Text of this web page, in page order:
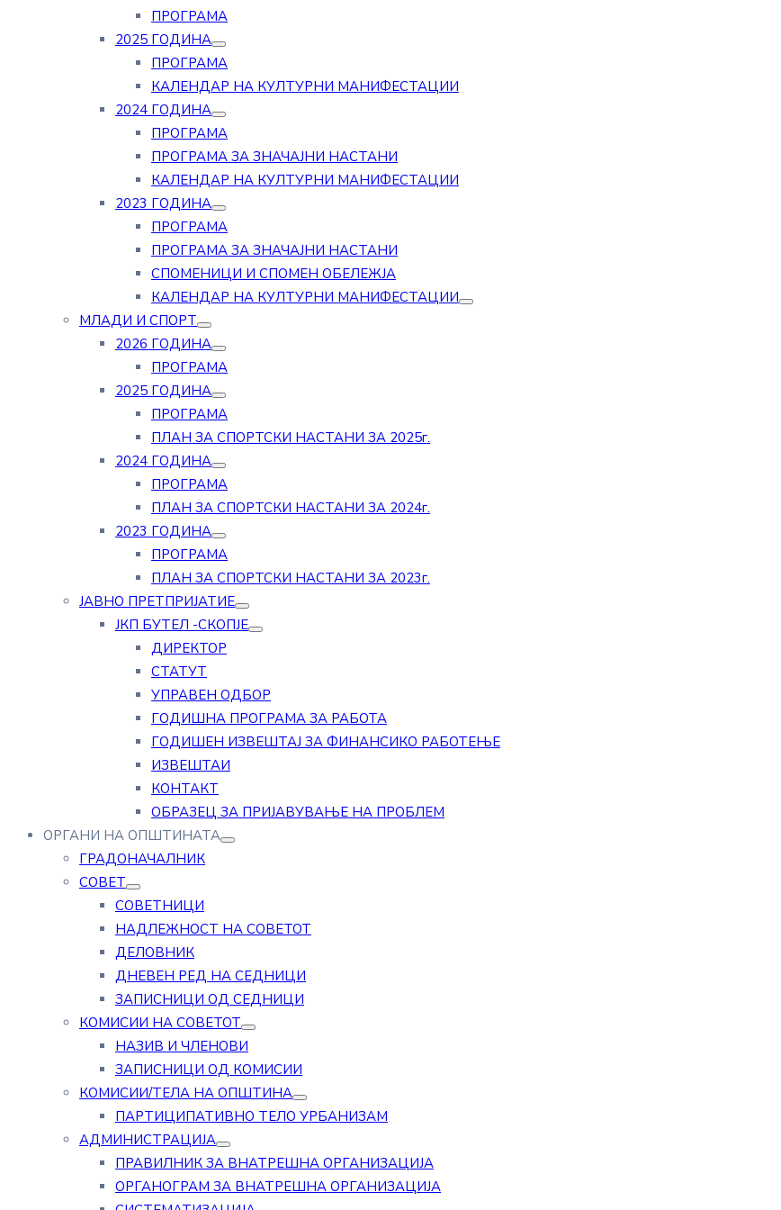
ПРОГРАМА
2025 ГОДИНА
ПРОГРАМА
КАЛЕНДАР НА КУЛТУРНИ МАНИФЕСТАЦИИ
2024 ГОДИНА
ПРОГРАМА
ПРОГРАМА ЗА ЗНАЧАЈНИ НАСТАНИ
КАЛЕНДАР НА КУЛТУРНИ МАНИФЕСТАЦИИ
2023 ГОДИНА
ПРОГРАМА
ПРОГРАМА ЗА ЗНАЧАЈНИ НАСТАНИ
СПОМЕНИЦИ И СПОМЕН ОБЕЛЕЖЈА
КАЛЕНДАР НА КУЛТУРНИ МАНИФЕСТАЦИИ
МЛАДИ И СПОРТ
2026 ГОДИНА
ПРОГРАМА
2025 ГОДИНА
ПРОГРАМА
ПЛАН ЗА СПОРТСКИ НАСТАНИ ЗА 2025г.
2024 ГОДИНА
ПРОГРАМА
ПЛАН ЗА СПОРТСКИ НАСТАНИ ЗА 2024г.
2023 ГОДИНА
ПРОГРАМА
ПЛАН ЗА СПОРТСКИ НАСТАНИ ЗА 2023г.
ЈАВНО ПРЕТПРИЈАТИЕ
ЈКП БУТЕЛ -СКОПЈЕ
ДИРЕКТОР
СТАТУТ
УПРАВЕН ОДБОР
ГОДИШНА ПРОГРАМА ЗА РАБОТА
ГОДИШЕН ИЗВЕШТАЈ ЗА ФИНАНСИКО РАБОТЕЊЕ
ИЗВЕШТАИ
КОНТАКТ
ОБРАЗЕЦ ЗА ПРИЈАВУВАЊЕ НА ПРОБЛЕМ
ОРГАНИ НА ОПШТИНАТА
ГРАДОНАЧАЛНИК
СОВЕТ
СОВЕТНИЦИ
НАДЛЕЖНОСТ НА СОВЕТОТ
ДЕЛОВНИК
ДНЕВЕН РЕД НА СЕДНИЦИ
ЗАПИСНИЦИ ОД СЕДНИЦИ
КОМИСИИ НА СОВЕТОТ
НАЗИВ И ЧЛЕНОВИ
ЗАПИСНИЦИ ОД КОМИСИИ
КОМИСИИ/ТЕЛА НА ОПШТИНА
ПАРТИЦИПАТИВНО ТЕЛО УРБАНИЗАМ
АДМИНИСТРАЦИЈА
ПРАВИЛНИК ЗА ВНАТРЕШНА ОРГАНИЗАЦИЈА
ОРГАНОГРАМ ЗА ВНАТРЕШНА ОРГАНИЗАЦИЈА